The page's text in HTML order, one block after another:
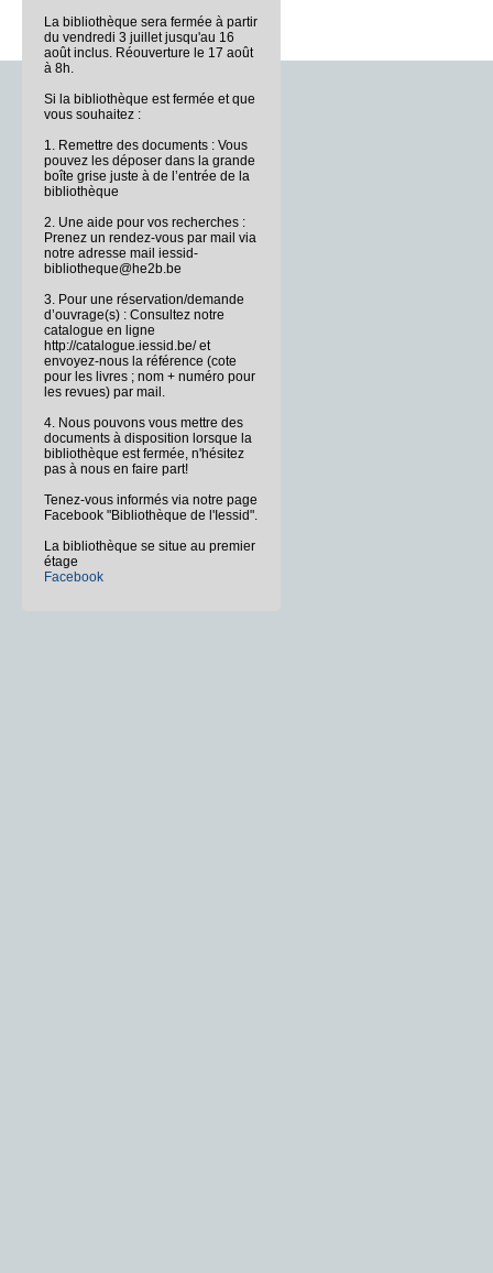
La bibliothèque sera fermée à partir
du vendredi 3 juillet jusqu'au 16
août inclus. Réouverture le 17 août
à 8h.
Si la bibliothèque est fermée et que
vous souhaitez :
1. Remettre des documents : Vous
pouvez les déposer dans la grande
boîte grise juste à de l’entrée de la
bibliothèque
2. Une aide pour vos recherches :
Prenez un rendez-vous par mail via
notre adresse mail iessid-
bibliotheque@he2b.be
3. Pour une réservation/demande
d’ouvrage(s) : Consultez notre
catalogue en ligne
http://catalogue.iessid.be/ et
envoyez-nous la référence (cote
pour les livres ; nom + numéro pour
les revues) par mail.
4. Nous pouvons vous mettre des
documents à disposition lorsque la
bibliothèque est fermée, n'hésitez
pas à nous en faire part!
Tenez-vous informés via notre page
Facebook "Bibliothèque de l'Iessid".
La bibliothèque se situe au premier
étage
Facebook